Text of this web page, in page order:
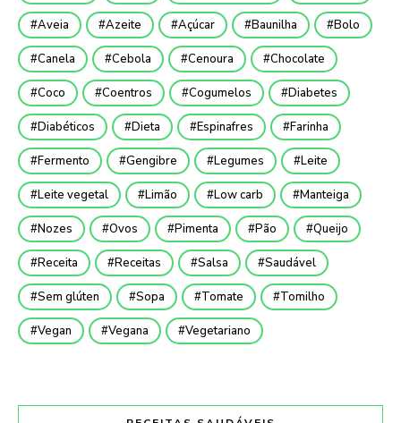
Aveia Azeite Açúcar Baunilha Bolo
Canela Cebola Cenoura Chocolate
Coco Coentros Cogumelos Diabetes
Diabéticos Dieta Espinafres Farinha
Fermento Gengibre Legumes Leite
Leite vegetal Limão Low carb Manteiga
Nozes Ovos Pimenta Pão Queijo
Receita Receitas Salsa Saudável
Sem glúten Sopa Tomate Tomilho
Vegan Vegana Vegetariano